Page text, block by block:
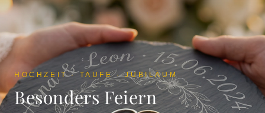
HOCHZEIT · TAUFE · JUBILÄUM
Besonders Feiern